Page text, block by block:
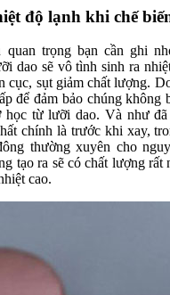
độ lạnh khi chế
quan trọng bạn cần ghi
dao sẽ vô tình sinh ra
cục, sụt giảm chất lượng.
để đảm bảo chúng không
học từ lưỡi dao. Và như
chính là trước khi xay,
thường xuyên cho
tạo ra sẽ có chất lượng rất
cao.